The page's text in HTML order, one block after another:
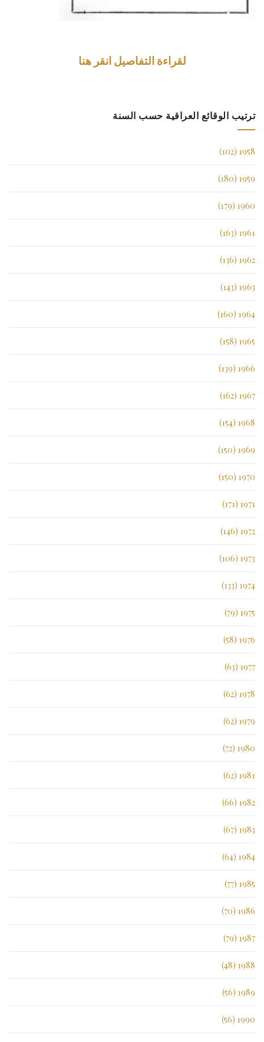
لقراءة التفاصيل انقر هنا
ترتيب الوقائع العراقية حسب السنة
1958 (102)
1959 (180)
1960 (179)
1961 (163)
1962 (136)
1963 (143)
1964 (160)
1965 (158)
1966 (139)
1967 (162)
1968 (154)
1969 (150)
1970 (150)
1971 (171)
1972 (146)
1973 (106)
1974 (133)
1975 (79)
1976 (58)
1977 (63)
1978 (62)
1979 (62)
1980 (72)
1981 (62)
1982 (66)
1983 (67)
1984 (64)
1985 (77)
1986 (70)
1987 (79)
1988 (48)
1989 (56)
1990 (56)